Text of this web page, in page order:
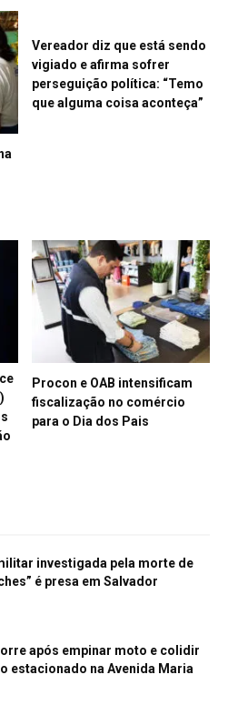
Vereador diz que está sendo
vigiado e afirma sofrer
perseguição política: “Temo
que alguma coisa aconteça”
Procon e OAB intensificam
fiscalização no comércio
para o Dia dos Pais
investigada pela morte de
é presa em Salvador
após empinar moto e colidir
estacionado na Avenida Maria